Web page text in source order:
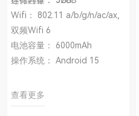
Wifi： 802.11 a/b/g/n/ac/ax,
双频Wifi 6
电池容量： 6000mAh
操作系统： Android 15
查看更多